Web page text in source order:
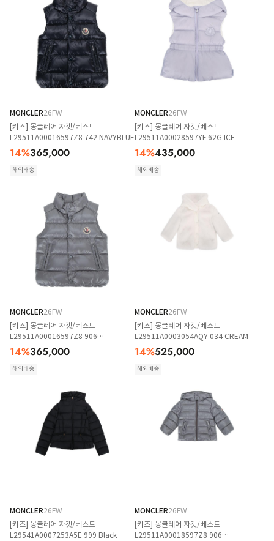
MONCLER26FW
[키즈] 몽클레어 자켓/베스트
L29511A00016597Z8 742 NAVYBLUE
14%365,000
해외배송
MONCLER26FW
[키즈] 몽클레어 자켓/베스트
L29511A00028597YF 62G ICE
14%435,000
해외배송
MONCLER26FW
[키즈] 몽클레어 자켓/베스트
L29511A00016597Z8 906
DARKGREY
14%365,000
해외배송
MONCLER26FW
[키즈] 몽클레어 자켓/베스트
L29511A0003054AQY 034 CREAM
14%525,000
해외배송
MONCLER26FW
[키즈] 몽클레어 자켓/베스트
L29541A0007253A5E 999 Black
MONCLER26FW
[키즈] 몽클레어 자켓/베스트
L29511A00018597Z8 906